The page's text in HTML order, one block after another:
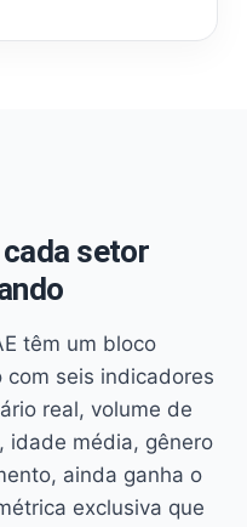
setor
têm um bloco
seis indicadores
real, volume de
idade média, gênero
ainda ganha o
exclusiva que